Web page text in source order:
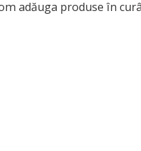
adăuga produse în